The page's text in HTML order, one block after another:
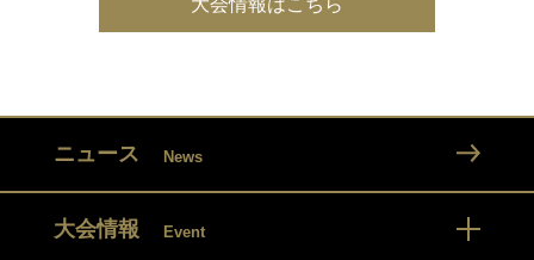
大会情報はこちら
ニュース News
大会情報 Event